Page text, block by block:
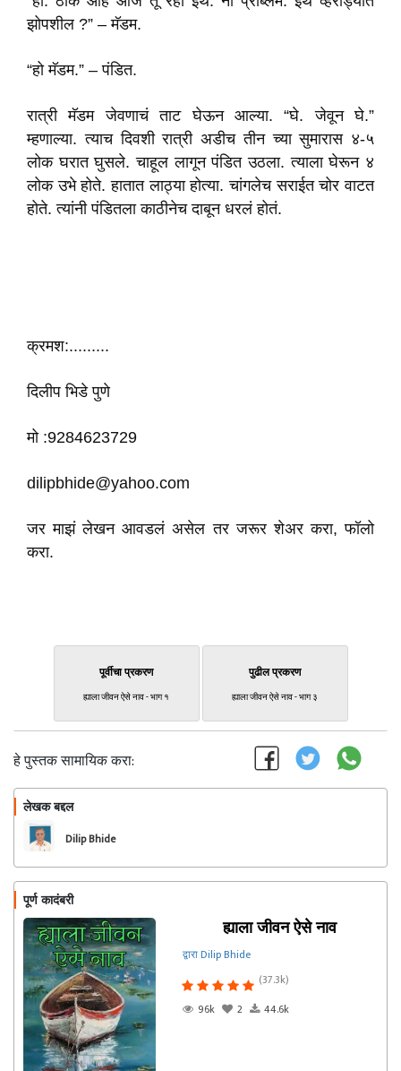
झोपशील ?” – मॅडम.
“हो मॅडम.” – पंडित.
रात्री मॅडम जेवणाचं ताट घेऊन आल्या. “घे. जेवून घे.”
म्हणाल्या. त्याच दिवशी रात्री अडीच तीन च्या सुमारास ४-५
लोक घरात घुसले. चाहूल लागून पंडित उठला. त्याला घेरून ४
लोक उभे होते. हातात लाठ्या होत्या. चांगलेच सराईत चोर वाटत
होते. त्यांनी पंडितला काठीनेच दाबून धरलं होतं.
क्रमश:.........
दिलीप भिडे पुणे
मो :9284623729
dilipbhide@yahoo.com
जर माझं लेखन आवडलं असेल तर जरूर शेअर करा, फॉलो
करा.
पूर्वीचा प्रकरण
ह्याला जीवन ऐसे नाव - भाग १
पुढील प्रकरण
ह्याला जीवन ऐसे नाव - भाग ३
हे पुस्तक सामायिक करा:
लेखक बद्दल
Dilip Bhide
पूर्ण कादंबरी
ह्याला जीवन ऐसे नाव
द्वारा Dilip Bhide
(37.3k)
96k
2 44.6k